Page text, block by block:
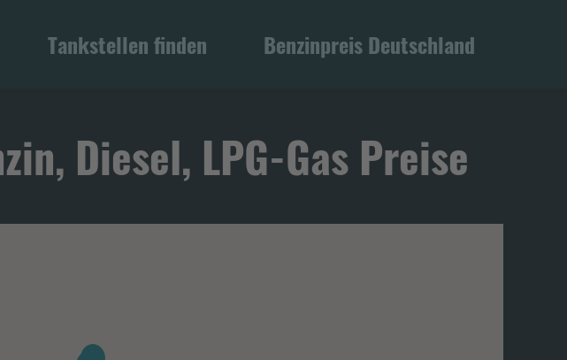
Tankstellen finden Benzinpreis Deutschland
Diesel, LPG-Gas Preise